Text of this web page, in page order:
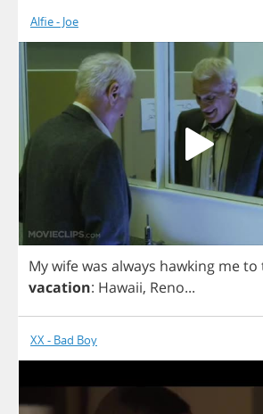
Alfie - Joe
Mywifewas always hawking meto
vacation: Hawaii, Reno...
XX - Bad Boy